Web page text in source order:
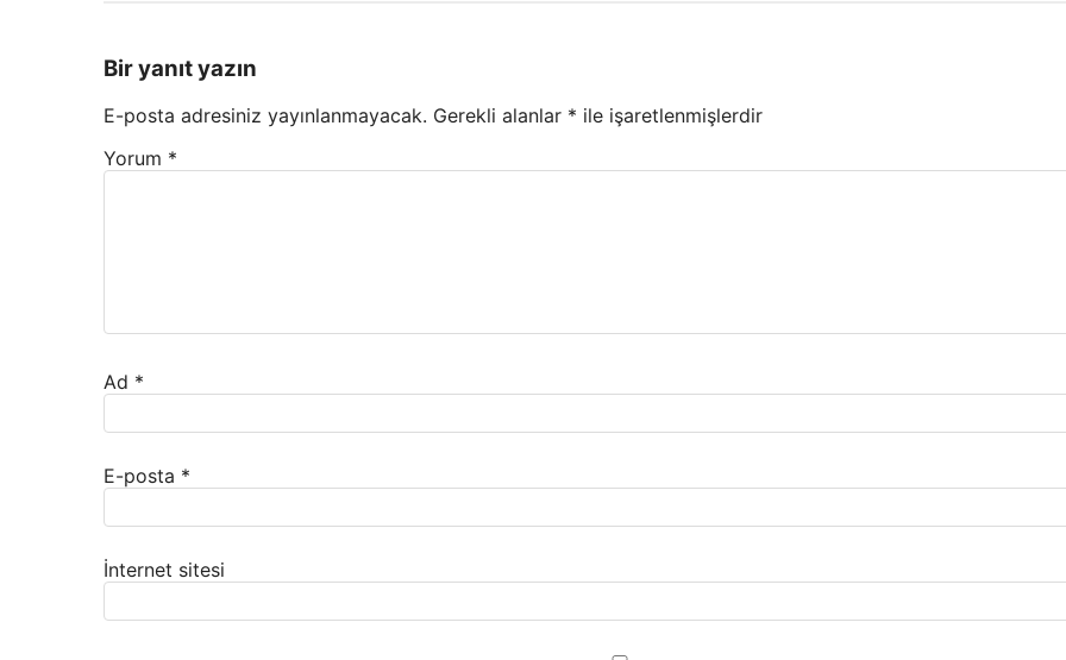
Bir yanıt yazın
E-posta adresiniz yayınlanmayacak. Gerekli alanlar * ile işaretlenmişlerdir
Yorum *
Ad *
E-posta *
İnternet sitesi